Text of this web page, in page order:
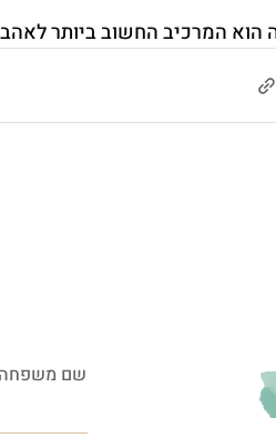
הוא המרכיב החשוב ביותר
שם משפחה